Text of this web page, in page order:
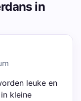
in
leuke en
kleine